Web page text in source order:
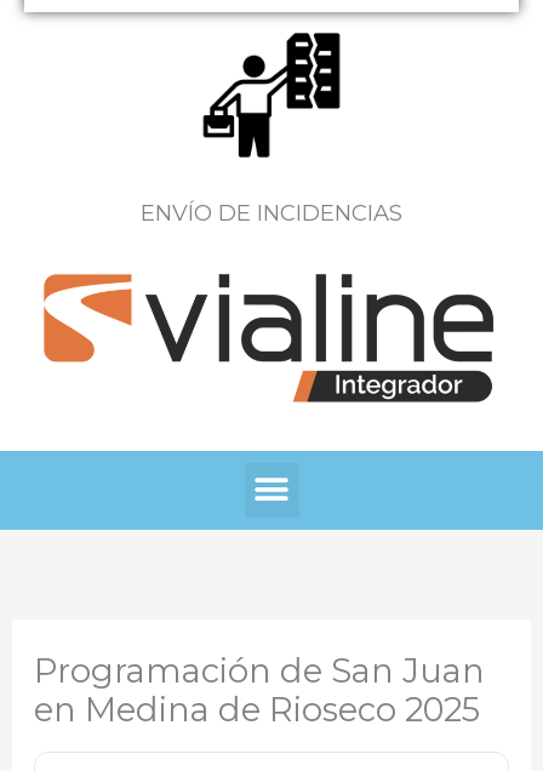
ENVÍO DE INCIDENCIAS
Menú
Programación de San Juan
en Medina de Rioseco 2025